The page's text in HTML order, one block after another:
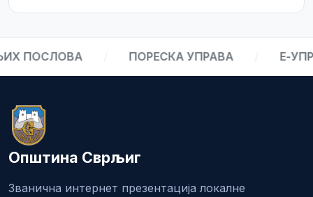
ПОСЛОВА ПОРЕСКА УПРАВА Е-
Општина Сврљиг
Званична интернет презентација локалне